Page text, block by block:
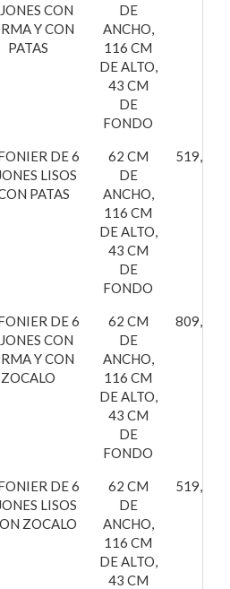
CON
Y CON
PATAS
DE
ANCHO,
116 CM
DE ALTO,
43 CM
DE
FONDO
DE 6
LISOS
PATAS
62 CM
DE
ANCHO,
116 CM
DE ALTO,
43 CM
DE
FONDO
519,53€
DE 6
CON
Y CON
ZOCALO
62 CM
DE
ANCHO,
116 CM
DE ALTO,
43 CM
DE
FONDO
809,77€
DE 6
LISOS
ZOCALO
62 CM
DE
ANCHO,
116 CM
DE ALTO,
43 CM
519,53€